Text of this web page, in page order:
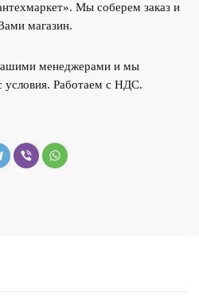
Мы соберем заказ и
магазин.
менеджерами и мы
условия. Работаем с НДС.